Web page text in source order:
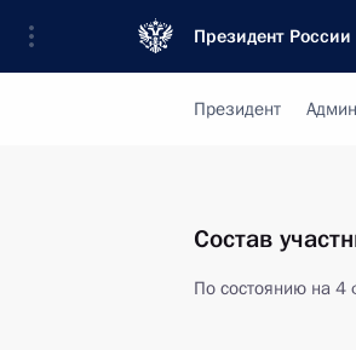
Президент России
Президент
Состав
По состоянию на 4